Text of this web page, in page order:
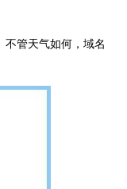
不管天气如何，域名